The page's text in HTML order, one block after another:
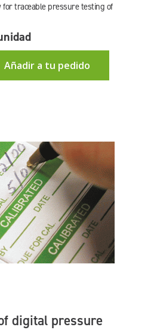
for traceable pressure testing of
Añadir a tu pedido
digital pressure